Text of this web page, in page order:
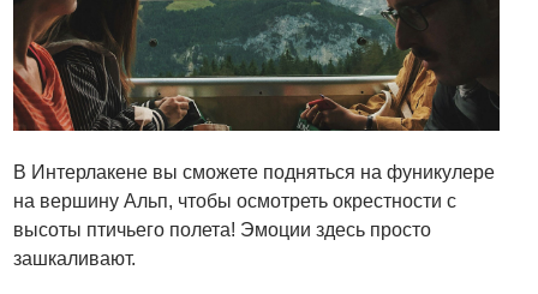
В Интерлакене вы сможете подняться на фуникулере
на вершину Альп, чтобы осмотреть окрестности с
высоты птичьего полета! Эмоции здесь просто
зашкаливают.